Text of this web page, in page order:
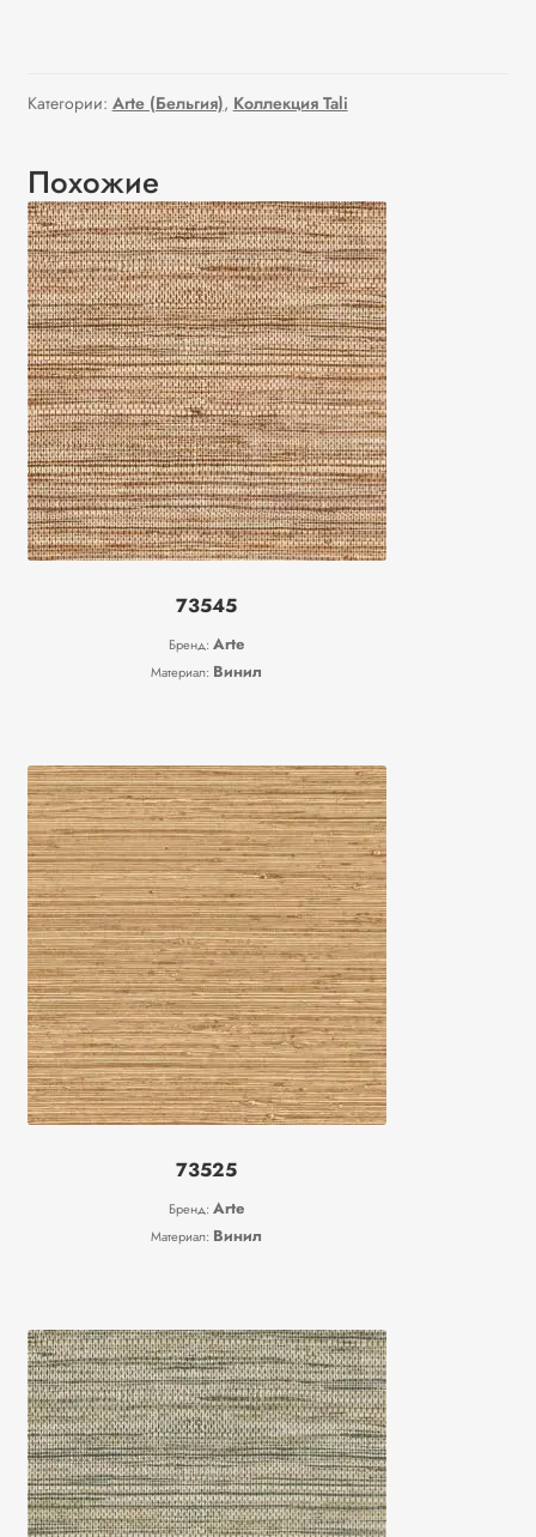
Категории: Arte (Бельгия), Коллекция Tali
Похожие
73545
Бренд:Arte
Материал: Винил
73525
Бренд:Arte
Материал: Винил